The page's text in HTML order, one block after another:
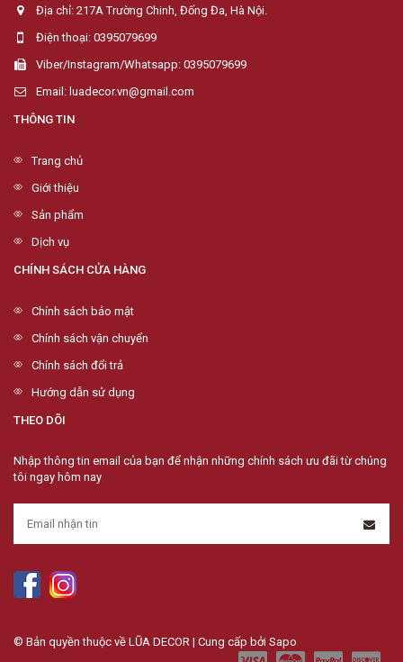
Địa chỉ: 217A Trường Chinh, Đống Đa, Hà Nội.
Điện thoại: 0395079699
Viber/Instagram/Whatsapp: 0395079699
Email: luadecor.vn@gmail.com
THÔNG TIN
Trang chủ
Giới thiệu
Sản phẩm
Dịch vụ
CHÍNH SÁCH CỬA HÀNG
Chính sách bảo mật
Chính sách vận chuyển
Chính sách đổi trả
Hướng dẫn sử dụng
THEO DÕI
Nhập thông tin email của bạn để nhận những chính sách ưu đãi từ chúng
tôi ngay hôm nay
© Bản quyền thuộc về LŨA DECOR | Cung cấp bởi Sapo